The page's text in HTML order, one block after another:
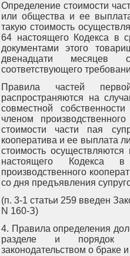
Определение стоимости
или общества и ее
такую стоимость
64 настоящего Кодекса в
документами этого
двенадцати месяцев
соответствующего
Правила частей
распространяются на
совместной
членом
стоимости части пая
кооператива и ее выплата
стоимость
настоящего Кодекса
производственного
со дня предъявления
(п. 3-1 статьи 259 введен
N 160-З)
4. Правила определения
разделе и порядок
законодательством о браке